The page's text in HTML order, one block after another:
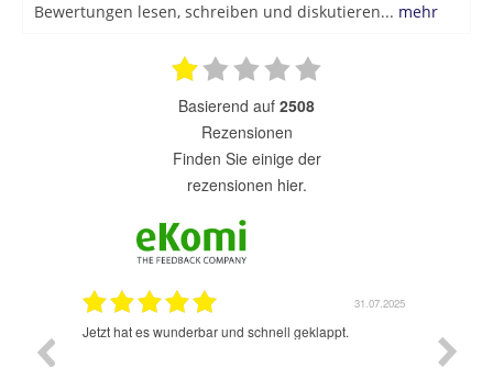
Bewertungen lesen, schreiben und diskutieren... mehr
basierend auf 2508
Rezensionen
finden Sie einige der
rezensionen hier.
31.07.2025
Jetzt hat es wunderbar und schnell geklappt.